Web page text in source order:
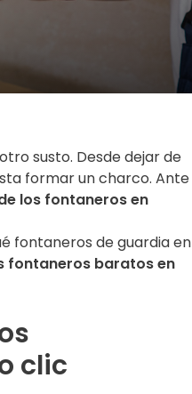
susto. Desde dejar de
formar un charco. Ante
los fontaneros en
fontaneros de guardia en
fontaneros baratos en
clic